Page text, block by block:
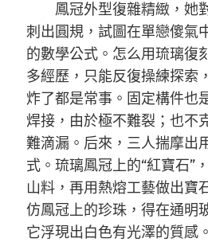
鳳冠外型復雜精緻，她
刺出圓規，試圖在單戀傻氣
的數學公式。怎么用琉璃復
多經歷，只能反復操練探索
炸了都是常事。固定構件也
焊接，由於極不難裂；也不
難滴漏。后來，三人揣摩出
式。琉璃鳳冠上的“紅寶石”
山料，再用熱熔工藝做出寶
仿鳳冠上的珍珠，得在通明
它浮現出白色有光澤的質感。